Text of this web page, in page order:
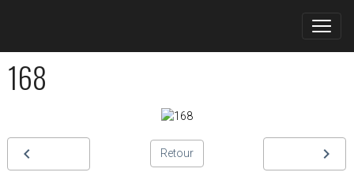
168
Retour